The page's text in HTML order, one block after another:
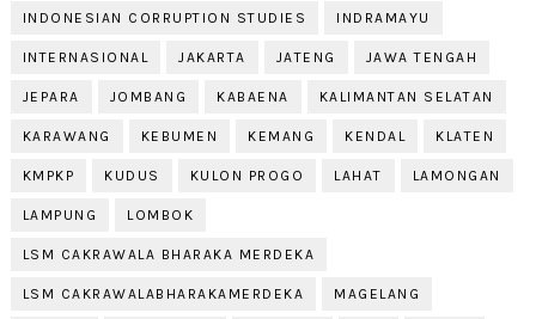
INDONESIAN CORRUPTION STUDIES INDRAMAYU
INTERNASIONAL JAKARTA JATENG JAWA TENGAH
JEPARA JOMBANG KABAENA KALIMANTAN SELATAN
KARAWANG KEBUMEN KEMANG KENDAL KLATEN
KMPKP KUDUS KULON PROGO LAHAT LAMONGAN
LAMPUNG LOMBOK
LSM CAKRAWALA BHARAKA MERDEKA
LSM CAKRAWALABHARAKAMERDEKA MAGELANG